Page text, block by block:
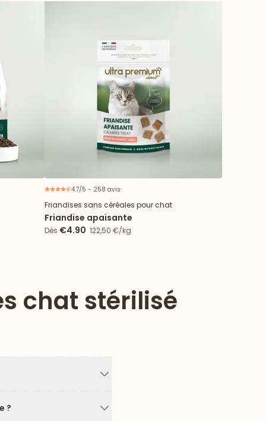
4.7/5 - 258 avis
Friandises sans céréales pour chat
Friandise apaisante
Dès €4.90 122,50 €/kg
chat stérilisé
Flèche vers le bas
?